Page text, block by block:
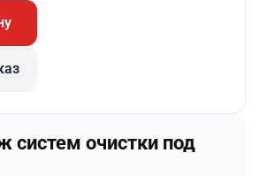
систем очистки под